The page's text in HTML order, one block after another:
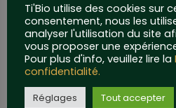
AJOUTER AU
Ti'Bio utilise des cookies sur
consentement, nous les
analyser l'utilisation du site
vous proposer une
Pour plus d'info, veuillez lire la
confidentialité.
Réglages Tout accepter